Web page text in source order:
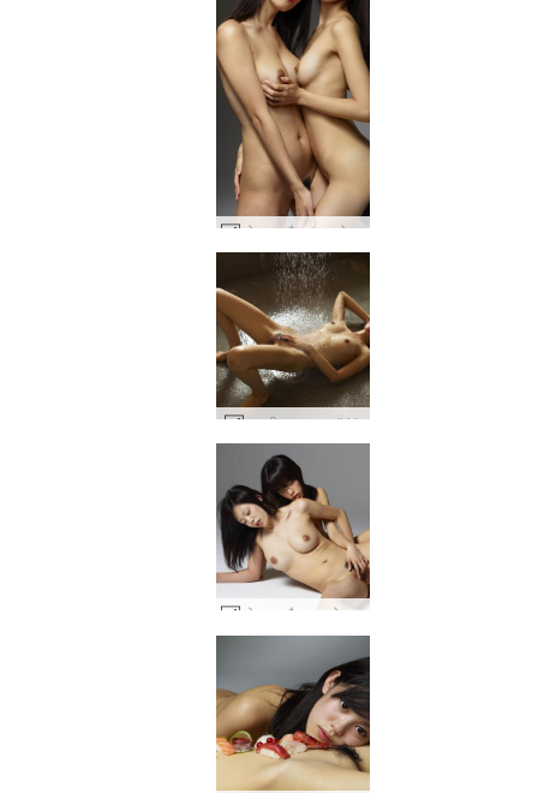
कोनाटा और लुलु क्योटो गीकोस #72
लुलु गीला कल्याण #41
कोनाटा और लुलु टोक्यो सेक्स डॉल्स #13